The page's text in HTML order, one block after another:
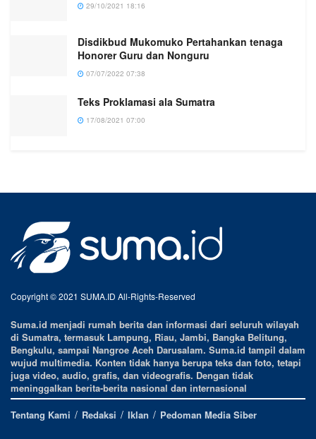
29/10/2021 18:16
Disdikbud Mukomuko Pertahankan tenaga
Honorer Guru dan Nonguru
07/07/2022 07:38
Teks Proklamasi ala Sumatra
17/08/2021 07:00
Copyright © 2021 SUMA.ID All-Rights-Reserved
Suma.id menjadi rumah berita dan informasi dari seluruh wilayah
di Sumatra, termasuk Lampung, Riau, Jambi, Bangka Belitung,
Bengkulu, sampai Nangroe Aceh Darusalam. Suma.id tampil dalam
wujud multimedia. Konten tidak hanya berupa teks dan foto, tetapi
juga video, audio, grafis, dan videografis. Dengan tidak
meninggalkan berita-berita nasional dan internasional
Tentang Kami
Redaksi Iklan Pedoman Media Siber